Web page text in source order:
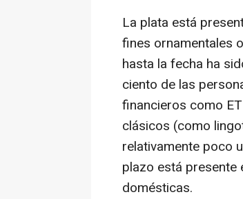
La plata está
fines ornamentales
hasta la fecha ha
ciento de las
financieros como
clásicos (como
relativamente poco
plazo está presente
domésticas.